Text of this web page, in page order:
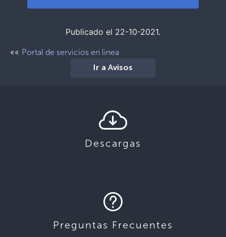
Publicado el 22-10-2021.
«« Portal de servicios en linea
Ir a Avisos
Descargas
Preguntas Frecuentes